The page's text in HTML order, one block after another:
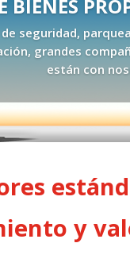
BIENES
seguridad,
grandes
están con
y